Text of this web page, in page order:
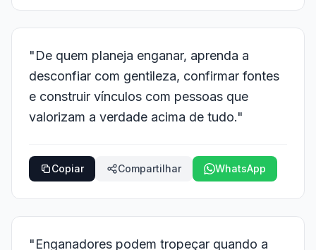
"De quem planeja enganar, aprenda a
desconfiar com gentileza, confirmar fontes
e construir vínculos com pessoas que
valorizam a verdade acima de tudo."
Copiar Compartilhar WhatsApp
"Enganadores podem tropeçar quando a